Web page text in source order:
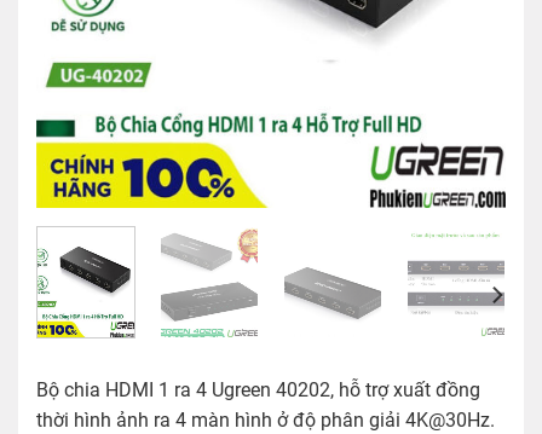
Bộ chia HDMI 1 ra 4 Ugreen 40202, hỗ trợ xuất đồng
thời hình ảnh ra 4 màn hình ở độ phân giải 4K@30Hz.